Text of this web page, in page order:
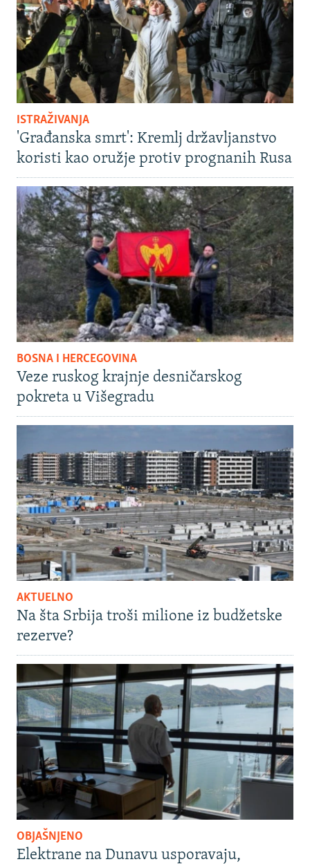
ISTRAŽIVANJA
'Građanska smrt': Kremlj državljanstvo
koristi kao oružje protiv prognanih Rusa
BOSNA I HERCEGOVINA
Veze ruskog krajnje desničarskog
pokreta u Višegradu
AKTUELNO
Na šta Srbija troši milione iz budžetske
rezerve?
OBJAŠNJENO
Elektrane na Dunavu usporavaju,